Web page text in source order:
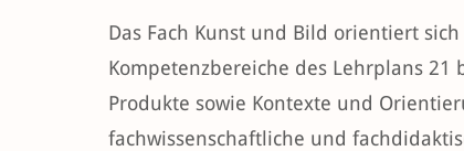
Das Fach Kunst und Bild orientiert
Kompetenzbereiche des Lehrplans
Produkte sowie Kontexte und
fachwissenschaftliche und